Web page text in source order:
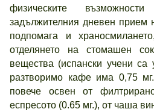
физическите
задължителния дневен прием
подпомага и
отделянето на стомашен
вещества (испански учени са
разтворимо кафе има 0,75
повече освен от
еспресото (0.65 мг.), от чаша